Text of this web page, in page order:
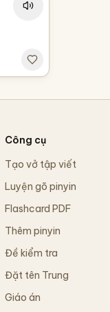
Công cụ
Tạo vở tập viết
Luyện gõ pinyin
Flashcard PDF
Thêm pinyin
Đề kiểm tra
Đặt tên Trung
Giáo án